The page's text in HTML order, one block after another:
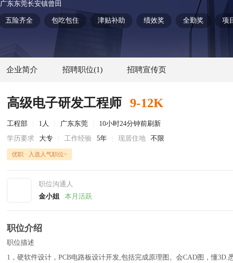
广东东莞长安镇曾田
五险齐全 包吃包住 津贴补助 绩效奖 全勤奖 项
企业简介 招聘职位(1) 招聘宣传页
高级电子研发工程师 9-12K
工程部 1人 广东东莞
10小时24分钟前刷新
学历要求
大专 工作经验 5年 现居住地 不限
优职 · 入选人气职位>
职位沟通人
金小姐
本月活跃
职位介绍
职位描述
1，硬软件设计，PCB电路板设计开发,包括完成原理图。会CAD图，懂3D.